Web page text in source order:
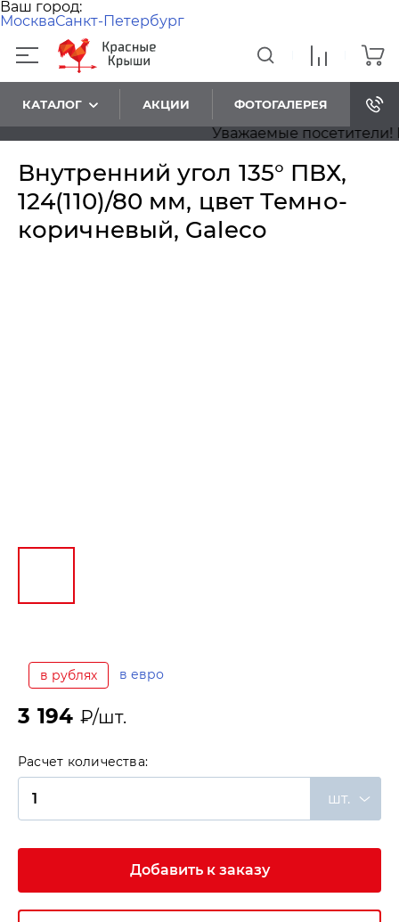
Ваш город:
МоскваСанкт-Петербург
КАТАЛОГ АКЦИИ ФОТОГАЛЕРЕЯ
Уважаемые посетители!
Внутренний угол 135° ПВХ,
124(110)/80 мм, цвет Темно-
коричневый, Galeco
в рублях в евро
3 194 ₽/шт.
Расчет количества:
шт.
Добавить к заказу